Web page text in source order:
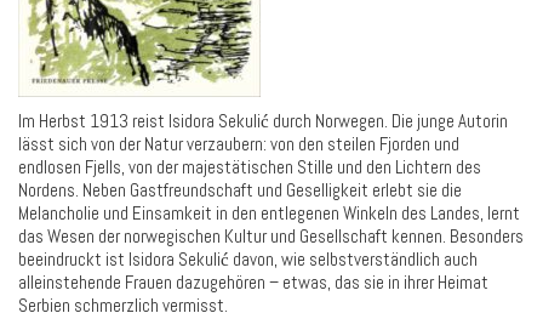
Im Herbst 1913 reist Isidora Sekulić durch Norwegen. Die junge Autorin
lässt sich von der Natur verzaubern: von den steilen Fjorden und
endlosen Fjells, von der majestätischen Stille und den Lichtern des
Nordens. Neben Gastfreundschaft und Geselligkeit erlebt sie die
Melancholie und Einsamkeit in den entlegenen Winkeln des Landes, lernt
das Wesen der norwegischen Kultur und Gesellschaft kennen. Besonders
beeindruckt ist Isidora Sekulić davon, wie selbstverständlich auch
alleinstehende Frauen dazugehören – etwas, das sie in ihrer Heimat
Serbien schmerzlich vermisst.